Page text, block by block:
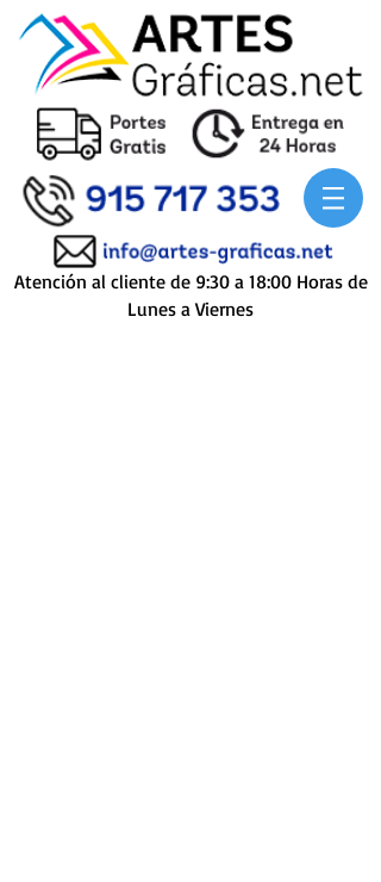
Atención al cliente de 9:30 a 18:00 Horas de
Lunes a Viernes